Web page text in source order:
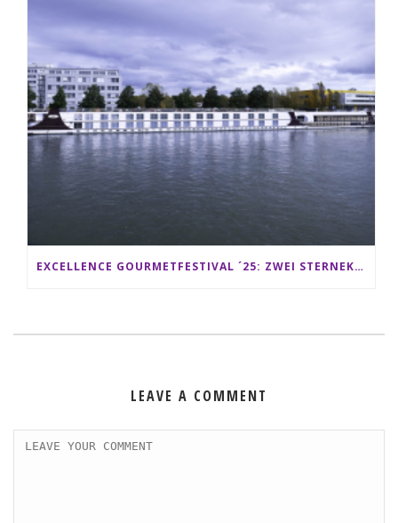
EXCELLENCE GOURMETFESTIVAL ´25: ZWEI STERNEKÖCHE ANTONIO GUIDA & DARIO MORESCO VERWÖHNEN IHRE GÄSTE AUF EINER LUXERIÖSEN SCHIFFSREISE
LEAVE A COMMENT